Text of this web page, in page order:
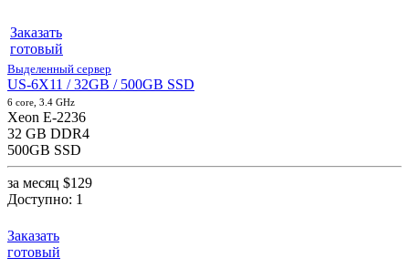
Заказать
готовый
Выделенный сервер
US-6X11 / 32GB / 500GB SSD
6 core, 3.4 GHz
Xeon E-2236
32 GB DDR4
500GB SSD
за месяц $129
Доступно: 1
Заказать
готовый